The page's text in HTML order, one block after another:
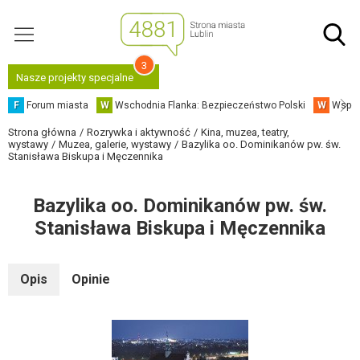
Nasze projekty specjalne
3
F Forum miasta W Wschodnia Flanka: Bezpieczeństwo Polski W
Strona główna Rozrywka i aktywność
Kina, muzea, teatry,
wystawy
Muzea, galerie, wystawy
Bazylika oo. Dominikanów pw. św.
Stanisława Biskupa i Męczennika
Bazylika oo. Dominikanów pw. św.
Stanisława Biskupa i Męczennika
Opis Opinie